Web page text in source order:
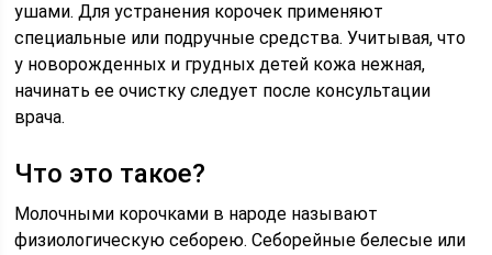
ушами. Для устранения корочек применяют
специальные или подручные средства. Учитывая, что
у новорожденных и грудных детей кожа нежная,
начинать ее очистку следует после консультации
врача.
Что это такое?
Молочными корочками в народе называют
физиологическую себорею. Себорейные белесые или